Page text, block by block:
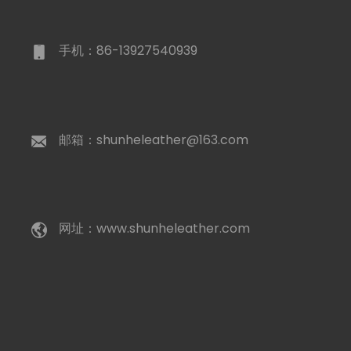
手机：86-13927540939
邮箱：shunheleather@163.com
网址：www.shunheleather.com